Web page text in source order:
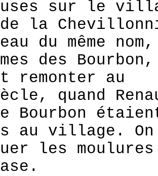
sur le
la
du même
des
au
quand
Bourbon
au village. On
les